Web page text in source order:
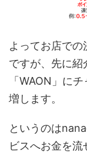
よってお店での
ですが、先に
「WAON」に
増します。
というのは
ビスへお金を